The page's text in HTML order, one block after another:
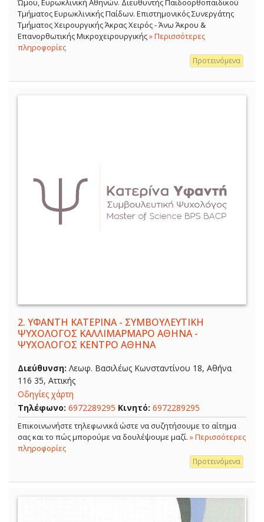
Ώμου, Ευρωκλινική Αθηνών. Διευθυντής Παιδοορθοπαιδικού
Τμήματος Ευρωκλινικής Παίδων. Επιστημονικός Συνεργάτης
Τμήματος Χειρουργικής Άκρας Χειρός - Άνω Άκρου &
Επανορθωτικής Μικροχειρουργικής» Περισσότερες
πληροφορίες
Προτεινόμενα
2. ΥΦΑΝΤΗ ΚΑΤΕΡΙΝΑ - ΣΥΜΒΟΥΛΕΥΤΙΚΗ
ΨΥΧΟΛΟΓΟΣ ΚΑΛΛΙΜΑΡΜΑΡΟ ΑΘΗΝΑ -
ΨΥΧΟΛΟΓΟΣ ΚΕΝΤΡΟ ΑΘΗΝΑ
Διεύθυνση: Λεωφ. Βασιλέως Κωνσταντίνου 18, Αθήνα
116 35, Αττικής
Οδηγίες χάρτη
Τηλέφωνο: 6972289295 Κινητό: 6972289295
Επικοινωνήστε τηλεφωνικά ώστε να συζητήσουμε το αίτημα
σας και το πώς μπορούμε να δουλέψουμε μαζί. » Περισσότερες
πληροφορίες
Προτεινόμενα